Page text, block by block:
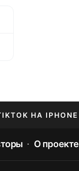
НА IPHONE
О проекте